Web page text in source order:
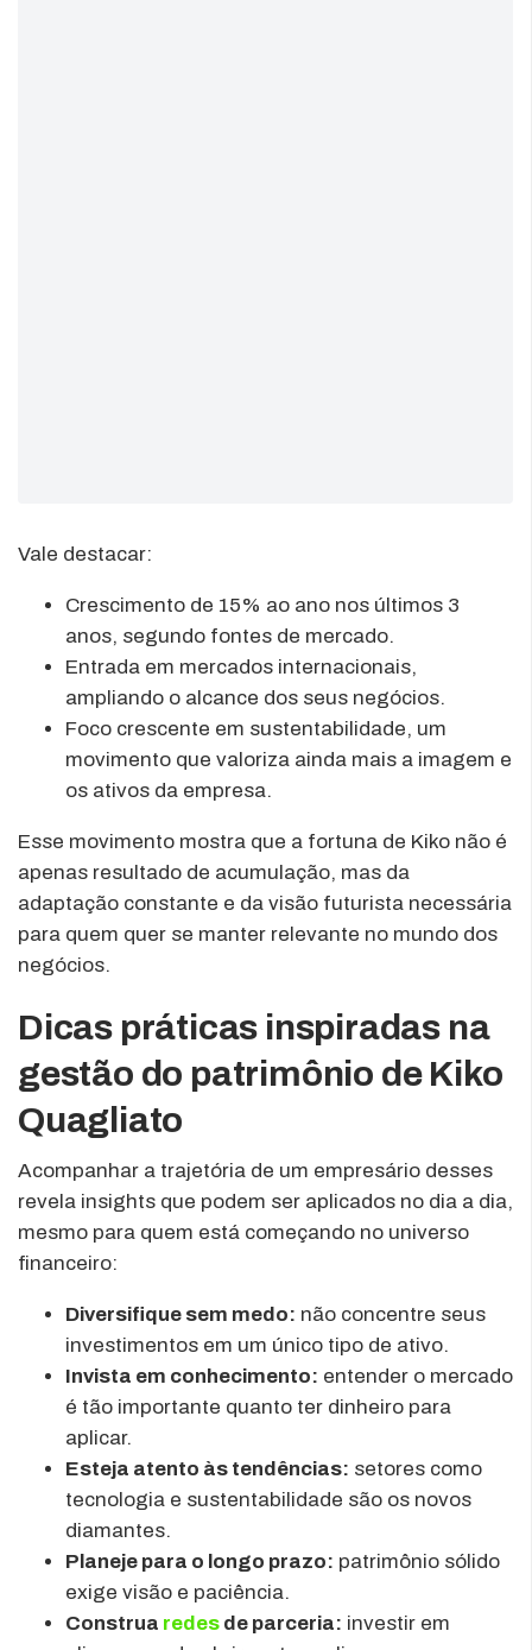
Vale destacar:
Crescimento de 15% ao ano nos últimos 3
anos, segundo fontes de mercado.
Entrada em mercados internacionais,
ampliando o alcance dos seus negócios.
Foco crescente em sustentabilidade, um
movimento que valoriza ainda mais a imagem e
os ativos da empresa.
Esse movimento mostra que a fortuna de Kiko não é
apenas resultado de acumulação, mas da
adaptação constante e da visão futurista necessária
para quem quer se manter relevante no mundo dos
negócios.
Dicas práticas inspiradas na
gestão do patrimônio de Kiko
Quagliato
Acompanhar a trajetória de um empresário desses
revela insights que podem ser aplicados no dia a dia,
mesmo para quem está começando no universo
financeiro:
Diversifique sem medo: não concentre seus
investimentos em um único tipo de ativo.
Invista em conhecimento: entender o mercado
é tão importante quanto ter dinheiro para
aplicar.
Esteja atento às tendências: setores como
tecnologia e sustentabilidade são os novos
diamantes.
Planeje para o longo prazo: patrimônio sólido
exige visão e paciência.
Construa redes de parceria: investir em